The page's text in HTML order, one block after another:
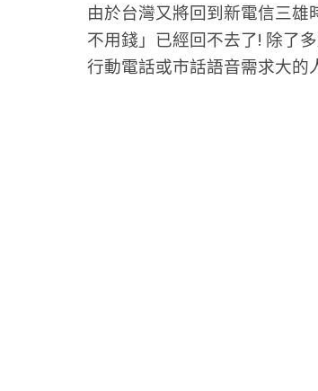
由於台灣又將回到新電信三
不用錢」已經回不去了! 除了
行動電話或市話語音需求大的